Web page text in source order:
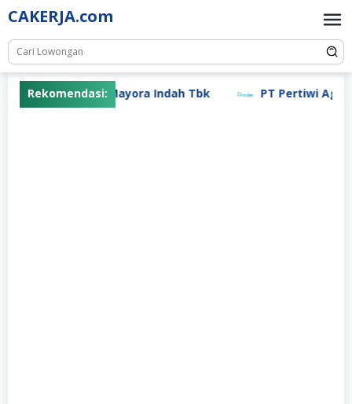
Skip
to
content
CAKERJA.com
Rekomendasi:PT Mayora Indah Tbk PT Pertiwi Agung